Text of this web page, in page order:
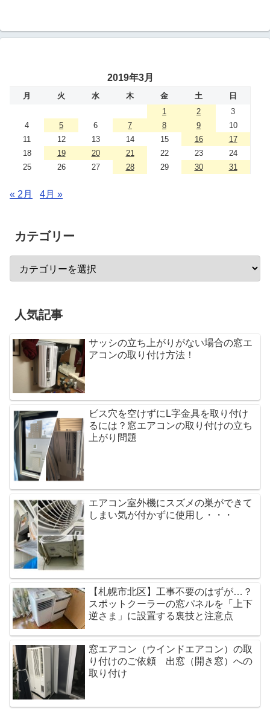
2019年3月
月 火 水 木 金 土
日
1
2
3
4
5 6 7 8 9
10
11
12 13 14 15 16
17
18
19 20 21 22 23
24
25
26 27 28 29 30 31
« 2月 4月 »
カテゴリー
人気記事
サッシの立ち上がりがない場合の窓エ
アコンの取り付け方法！
ビス穴を空けずにL字金具を取り付け
るには？窓エアコンの取り付けの立ち
上がり問題
エアコン室外機にスズメの巣ができて
しまい気が付かずに使用し・・・
【札幌市北区】工事不要のはずが…？
スポットクーラーの窓パネルを「上下
逆さま」に設置する裏技と注意点
窓エアコン（ウインドエアコン）の取
り付けのご依頼 出窓（開き窓）への
取り付け